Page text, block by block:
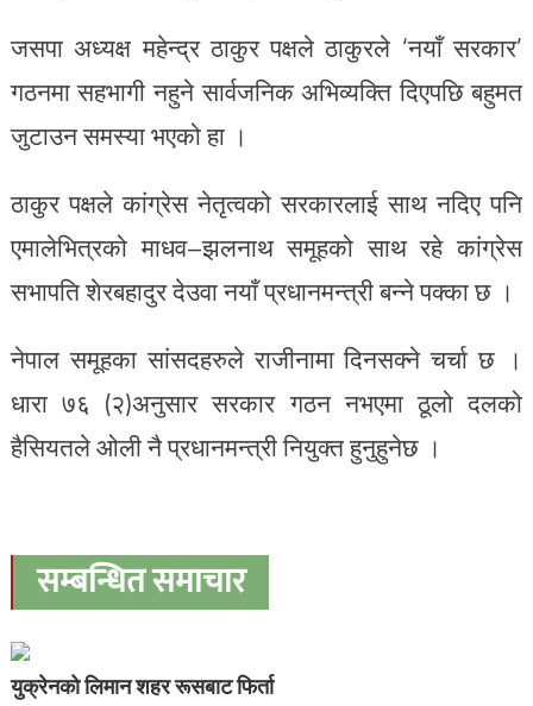
जसपा अध्यक्ष महेन्द्र ठाकुर पक्षले ठाकुरले ‘नयाँ सरकार’
गठनमा सहभागी नहुने सार्वजनिक अभिव्यक्ति दिएपछि बहुमत
जुटाउन समस्या भएको हा ।
ठाकुर पक्षले कांग्रेस नेतृत्वको सरकारलाई साथ नदिए पनि
एमालेभित्रको माधव–झलनाथ समूहको साथ रहे कांग्रेस
सभापति शेरबहादुर देउवा नयाँ प्रधानमन्त्री बन्ने पक्का छ ।
नेपाल समूहका सांसदहरुले राजीनामा दिनसक्ने चर्चा छ ।
धारा ७६ (२)अनुसार सरकार गठन नभएमा ठूलो दलको
हैसियतले ओली नै प्रधानमन्त्री नियुक्त हुनुहुनेछ ।
सम्बन्धित समाचार
युक्रेनको लिमान शहर रूसबाट फिर्ता